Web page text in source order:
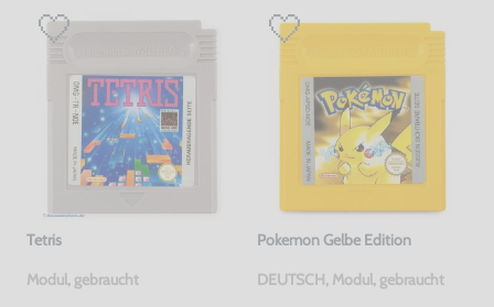
Tetris
Modul, gebraucht
Pokemon Gelbe Edition
DEUTSCH, Modul, gebraucht